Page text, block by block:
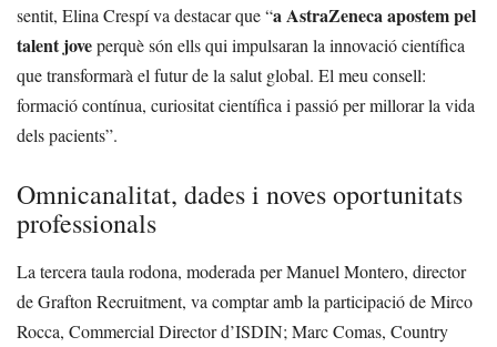
sentit, Elina Crespí va destacar que “a AstraZeneca apostem pel
talent joveperquè són ells qui impulsaran la innovació científica
que transformarà el futur de la salut global. El meu consell:
formació contínua, curiositat científica i passió per millorar la vida
dels pacients”.
Omnicanalitat, dades i noves oportunitats
professionals
La tercera taula rodona, moderada per Manuel Montero, director
de Grafton Recruitment, va comptar amb la participació de Mirco
Rocca, Commercial Director d’ISDIN; Marc Comas, Country